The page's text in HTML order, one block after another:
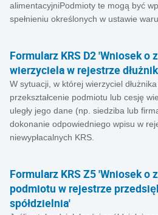
alimentacyjniPodmioty te mogą być
spełnieniu określonych w ustawie
Formularz KRS D2 'Wniosek o
wierzyciela w rejestrze
W sytuacji, w której wierzyciel
przekształcenie podmiotu lub cesję
uległy jego dane (np. siedziba lub
dokonanie odpowiedniego wpisu w
niewypłacalnych KRS.
Formularz KRS Z5 'Wniosek o
podmiotu w rejestrze
spółdzielnia'